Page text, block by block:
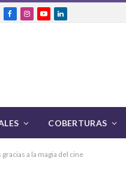
FacebookInstagram
YouTubeLinkedIn
COBERTURAS
a la magia del cine